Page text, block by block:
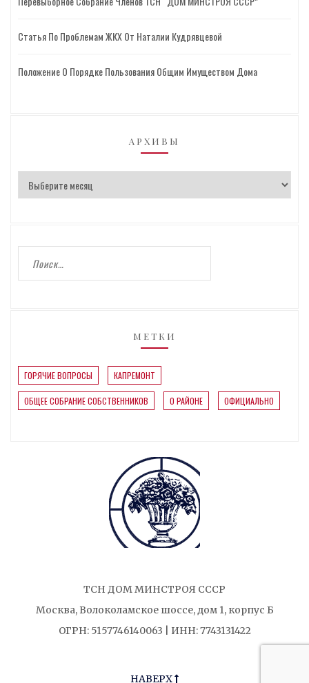
Статья По Проблемам ЖКХ От Наталии Кудрявцевой
Положение О Порядке Пользования Общим Имуществом Дома
АРХИВЫ
МЕТКИ
ГОРЯЧИЕ ВОПРОСЫ КАПРЕМОНТ
ОБЩЕЕ СОБРАНИЕ СОБСТВЕННИКОВ О РАЙОНЕ ОФИЦИАЛЬНО
ТСН ДОМ МИНСТРОЯ СССР
Москва, Волоколамское шоссе, дом 1, корпус Б
ОГРН: 5157746140063 | ИНН: 7743131422
НАВЕРХ